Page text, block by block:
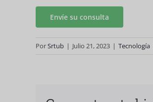
PorSrtub | Julio 21, 2023 | Tecnología